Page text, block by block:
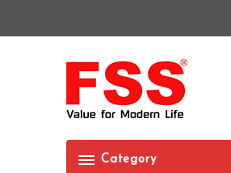
content
Category